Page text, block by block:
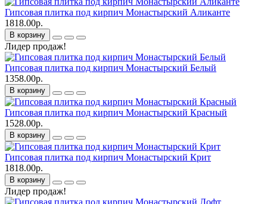
Гипсовая плитка под кирпич Монастырский Аликанте
1818.00р.
В корзину
Лидер продаж!
Гипсовая плитка под кирпич Монастырский Белый
1358.00р.
В корзину
Гипсовая плитка под кирпич Монастырский Красный
1528.00р.
В корзину
Гипсовая плитка под кирпич Монастырский Крит
1818.00р.
В корзину
Лидер продаж!